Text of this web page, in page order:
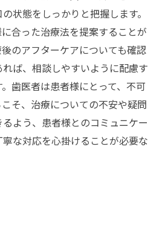
状態をしっかりと把握します。
合った治療法を提案することが
のアフターケアについても確認
ば、相談しやすいように配慮す
歯医者は患者様にとって、不可
そ、治療についての不安や疑問
よう、患者様とのコミュニケー
な対応を心掛けることが必要な